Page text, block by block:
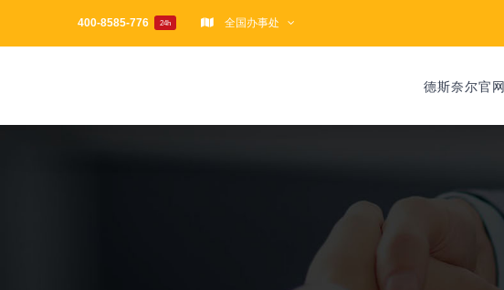
400-8585-776 24h 全国办事处
德斯奈尔官网